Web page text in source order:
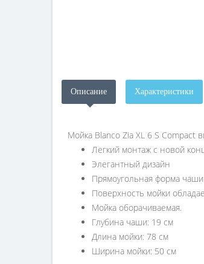
Описание Характеристики
Мойка Blanco Zia XL 6 S Compact
Легкий монтаж с новой
Элегантный дизайн
Прямоугольная форма
Поверхность мойки
Мойка оборачиваемая.
Глубина чаши: 19 см
Длина мойки: 78 см
Ширина мойки: 50 см